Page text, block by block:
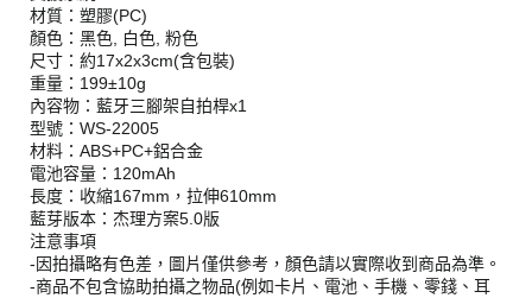
材質：塑膠(PC)
顏色：黑色, 白色, 粉色
尺寸：約17x2x3cm(含包裝)
重量：199±10g
內容物：藍牙三腳架自拍桿x1
型號：WS-22005
材料：ABS+PC+鋁合金
電池容量：120mAh
長度：收縮167mm，拉伸610mm
藍芽版本：杰理方案5.0版
注意事項
-因拍攝略有色差，圖片僅供參考，顏色請以實際收到商品為準。
-商品不包含協助拍攝之物品(例如卡片、電池、手機、零錢、耳